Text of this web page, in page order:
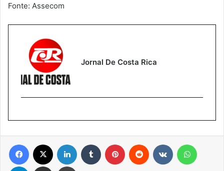
Fonte: Assecom
Jornal De Costa Rica
Facebook Linkedin Tumblr Pinterest Reddit
Telegram Compartilhar via e-mail Imprimir